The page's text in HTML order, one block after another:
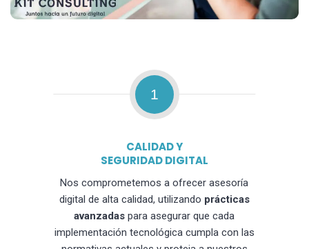
1
CALIDAD Y
SEGURIDAD DIGITAL
Nos comprometemos a ofrecer asesoría
digital de alta calidad, utilizando prácticas
avanzadas para asegurar que cada
implementación tecnológica cumpla con las